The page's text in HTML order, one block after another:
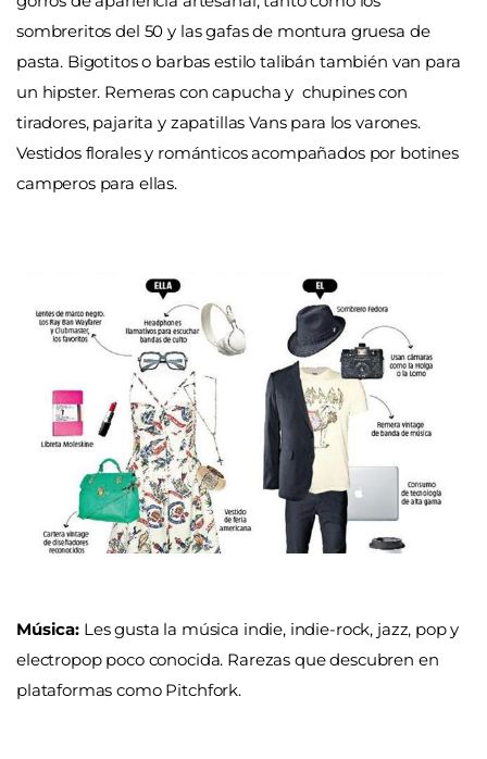
sombreritos del 50 y las gafas de montura gruesa de
pasta. Bigotitos o barbas estilo talibán también van para
un hipster. Remeras con capucha y chupines con
tiradores, pajarita y zapatillas Vans para los varones.
Vestidos florales y románticos acompañados por botines
camperos para ellas.
Música:Les gusta la música indie, indie-rock, jazz, pop y
electropop poco conocida. Rarezas que descubren en
plataformas como Pitchfork.